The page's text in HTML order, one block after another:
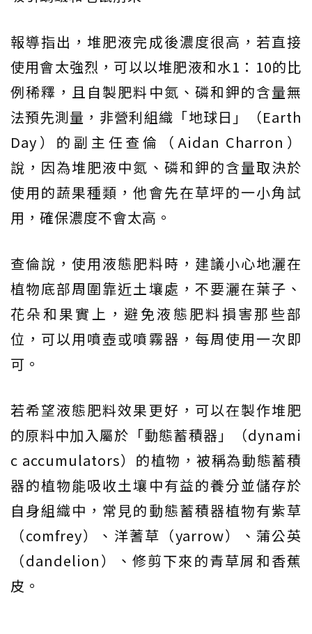
報導指出，堆肥液完成後濃度很高，若直接
使用會太強烈，可以以堆肥液和水1：10的比
例稀釋，且自製肥料中氮、磷和鉀的含量無
法預先測量，非營利組織「地球日」（Earth
Day）的副主任查倫（Aidan Charron）
說，因為堆肥液中氮、磷和鉀的含量取決於
使用的蔬果種類，他會先在草坪的一小角試
用，確保濃度不會太高。
查倫說，使用液態肥料時，建議小心地灑在
植物底部周圍靠近土壤處，不要灑在葉子、
花朵和果實上，避免液態肥料損害那些部
位，可以用噴壺或噴霧器，每周使用一次即
可。
若希望液態肥料效果更好，可以在製作堆肥
的原料中加入屬於「動態蓄積器」（dynami
c accumulators）的植物，被稱為動態蓄積
器的植物能吸收土壤中有益的養分並儲存於
自身組織中，常見的動態蓄積器植物有紫草
（comfrey）、洋蓍草（yarrow）、蒲公英
（dandelion）、修剪下來的青草屑和香蕉
皮。